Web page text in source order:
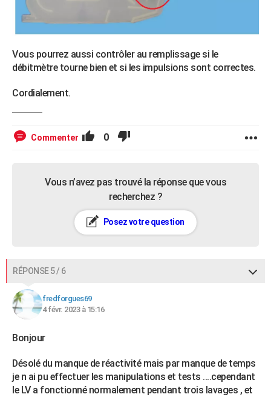
Vous pourrez aussi contrôler au remplissage si le
débitmètre tourne bien et si les impulsions sont correctes.
Cordialement.
Commenter 0
Vous n’avez pas trouvé la réponse que vous
recherchez ?
Posez votre question
RÉPONSE 5 / 6
fredforgues69
4 févr. 2023 à 15:16
Bonjour
Désolé du manque de réactivité mais par manque de temps
je n ai pu effectuer les manipulations et tests ....cependant
le LV a fonctionné normalement pendant trois lavages , et